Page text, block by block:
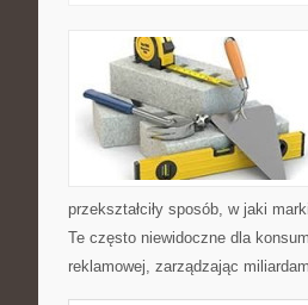
przekształciły sposób, w jaki
Te często niewidoczne dla
reklamowej, zarządzając